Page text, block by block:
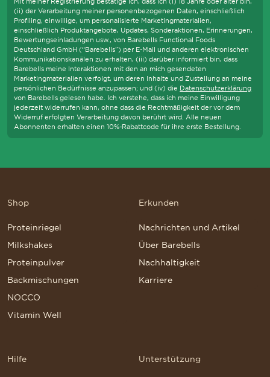
(ii) der Verarbeitung meiner personenbezogenen Daten, einschließlich
Profiling, einwillige, um personalisierte Marketingmaterialien,
einschließlich Produktangebote, Updates, Sonderaktionen, Erinnerungen,
Bewertungseinladungen usw., von Barebells Functional Foods
Deutschland GmbH (“Barebells”) per E-Mail und anderen elektronischen
Kommunikationskanälen zu erhalten, (iii) darüber informiert bin, dass
Barebells meine Interaktionen mit den an mich gesendeten
Marketingmaterialien verfolgt, um deren Inhalte und Zustellung an meine
persönlichen Bedürfnisse anzupassen; und (iv) die Datenschutzerklärung
von Barebells gelesen habe. Ich verstehe, dass ich meine Einwilligung
jederzeit widerrufen kann, ohne dass die Rechtmäßigkeit der vor dem
Widerruf erfolgten Verarbeitung davon berührt wird. Alle neuen
Abonnenten erhalten einen 10%-Rabattcode für ihre erste Bestellung.
Shop
Proteinriegel
Milkshakes
Proteinpulver
Backmischungen
NOCCO
Vitamin Well
Erkunden
Nachrichten und Artikel
Über Barebells
Nachhaltigkeit
Karriere
Hilfe Unterstützung